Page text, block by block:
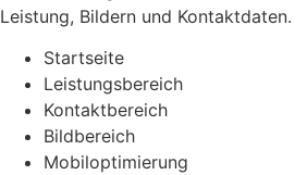
Leistung, Bildern und Kontaktdaten.
Startseite
Leistungsbereich
Kontaktbereich
Bildbereich
Mobiloptimierung